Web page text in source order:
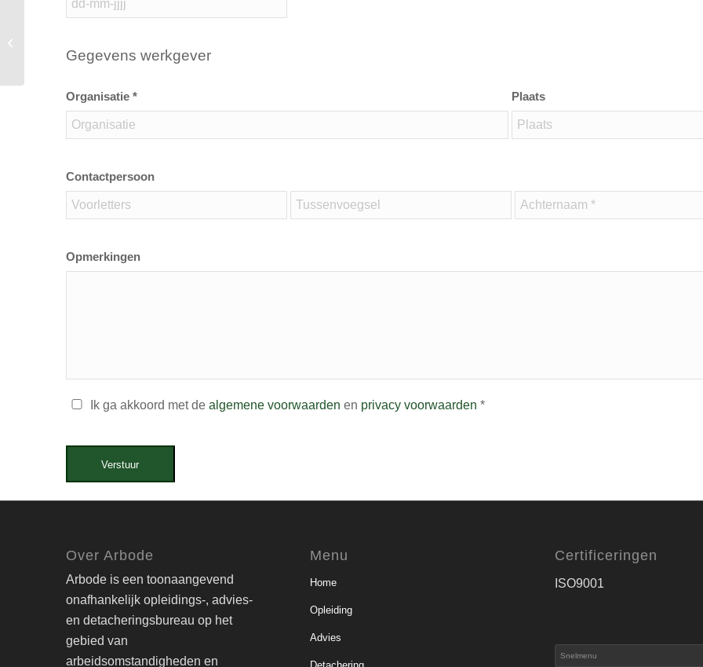
Gegevens werkgever
Organisatie * Plaats
Contactpersoon
Opmerkingen
Ik ga akkoord met de algemene voorwaarden en privacy voorwaarden *
Verstuur
Over Arbode
Arbode is een toonaangevend
onafhankelijk opleidings-, advies-
en detacheringsbureau op het
gebied van
arbeidsomstandigheden en
Menu
Home
Opleiding
Advies
Certificeringen
ISO9001